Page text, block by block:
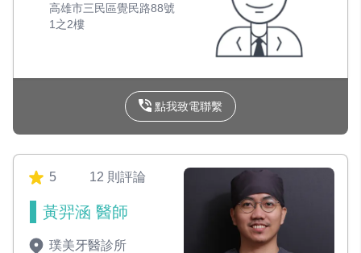
高雄市三民區覺民路88號
1之2樓
點我致電聯繫
5 12 則評論
黃羿涵 醫師
璞美牙醫診所